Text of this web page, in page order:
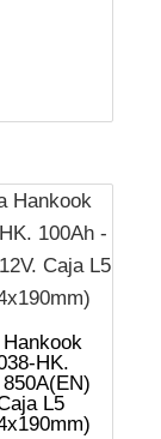
HK.
L5